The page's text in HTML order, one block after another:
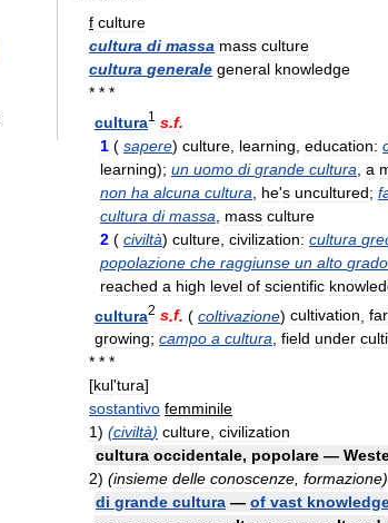
f culture
cultura di massa mass culture
cultura generale general knowledge
* * *
cultura1 s.f.
1 ( sapere) culture learning education:
learning); un uomo di grande cultura a
non ha alcuna cultura he's uncultured;
cultura di massa mass culture
2 ( civiltà) culture civilization: cultura
popolazione che raggiunse un alto grado
reached a high level of scientific
cultura2 s.f. ( coltivazione) cultivation
growing; campo a cultura, field under
* * *
[kul'tura]
sostantivo femminile
1) (civiltà) culture, civilization
cultura occidentale, popolare —
2) (insieme delle conoscenze, formazione)
di grande cultura — of vast